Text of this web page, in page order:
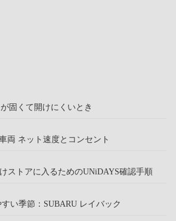
固くて開けにくいとき
両 ネット速度とコンセント
ストアに入るためのUNiDAYS確認手順
い季節：SUBARU レイバック